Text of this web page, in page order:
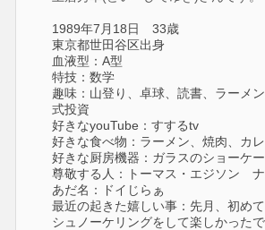
1989年7月18日 33歳
東京都世田谷区出身
血液型：A型
特技：数学
趣味：山登り、卓球、読書、ラーメ
式投資
好きなyouTube：すするtv
好きな食べ物：ラーメン、焼肉、カ
好きな厨房機器：ガラスのショーケ
尊敬する人：トーマス・エジソン
あだ名：ドイじらぁ
最近の起きた嬉しい事：先月、初め
シュノーケリングをして楽しかった